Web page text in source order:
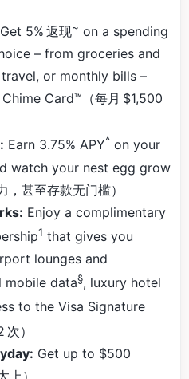
Get 5% 返现~ on a spending
– from groceries and
or monthly bills –
Card™（每月 $1,500
Earn 3.75% APY^ on your
watch your nest egg grow
甚至存款无门槛）
Enjoy a complimentary
1 that gives you
lounges and
mobile data§, luxury hotel
to the Visa Signature
）
Get up to $500
上）